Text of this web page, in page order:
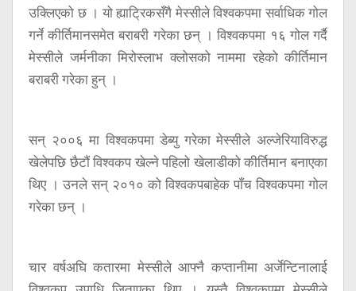
उक्लिएको छ । यो ह्याट्रिकसँगै मेस्सीले विश्वकपमा सर्वाधिक गोल
गर्ने कीर्तिमानसमेत बराबरी गरेका छन् । विश्वकपमा १६ गोल गर्दै
मेस्सीले जर्मनीका मिरोस्लाभ क्लोसको नाममा रहेको कीर्तिमान
बराबरी गरेका हुन् ।
सन् २००६ मा विश्वकपमा डेब्यु गरेका मेस्सीले अल्जेरियाविरुद्ध
खेलेपछि छैटौं विश्वकप खेल्ने पहिलो खेलाडीको कीर्तिमान बनाएका
थिए । उनले सन् २०१० को विश्वकपबाहेक पाँच विश्वकपमा गोल
गरेका छन् ।
चार वर्षअघि कतारमा मेस्सीले आफ्नै कप्तानीमा अर्जेन्टिनालाई